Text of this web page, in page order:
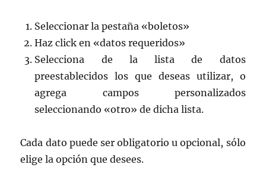
Seleccionar la pestaña «boletos»
Haz click en «datos requeridos»
Selecciona de la lista de datos
preestablecidos los que deseas utilizar, o
agrega campos personalizados
seleccionando «otro» de dicha lista.
Cada dato puede ser obligatorio u opcional, sólo
elige la opción que desees.